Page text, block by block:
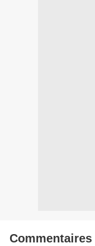
Commentaires